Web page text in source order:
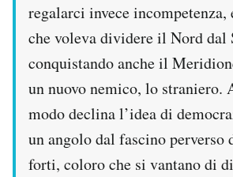
regalarci invece
che voleva dividere il Nord dal
conquistando anche il
un nuovo nemico, lo straniero.
modo declina l’idea di
un angolo dal fascino
forti, coloro che si vantano di